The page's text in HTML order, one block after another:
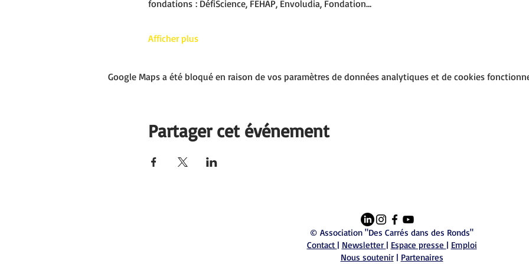
fondations : DéfiScience, FEHAP, Envoludia, Fondation…
Afficher plus
Google Maps a été bloqué en raison de vos paramètres de données analytiques et de cookies
Partager cet événement
© Association "Des Carrés dans des Ronds"
Contact | Newsletter | Espace presse | Emploi
Nous soutenir| Partenaires